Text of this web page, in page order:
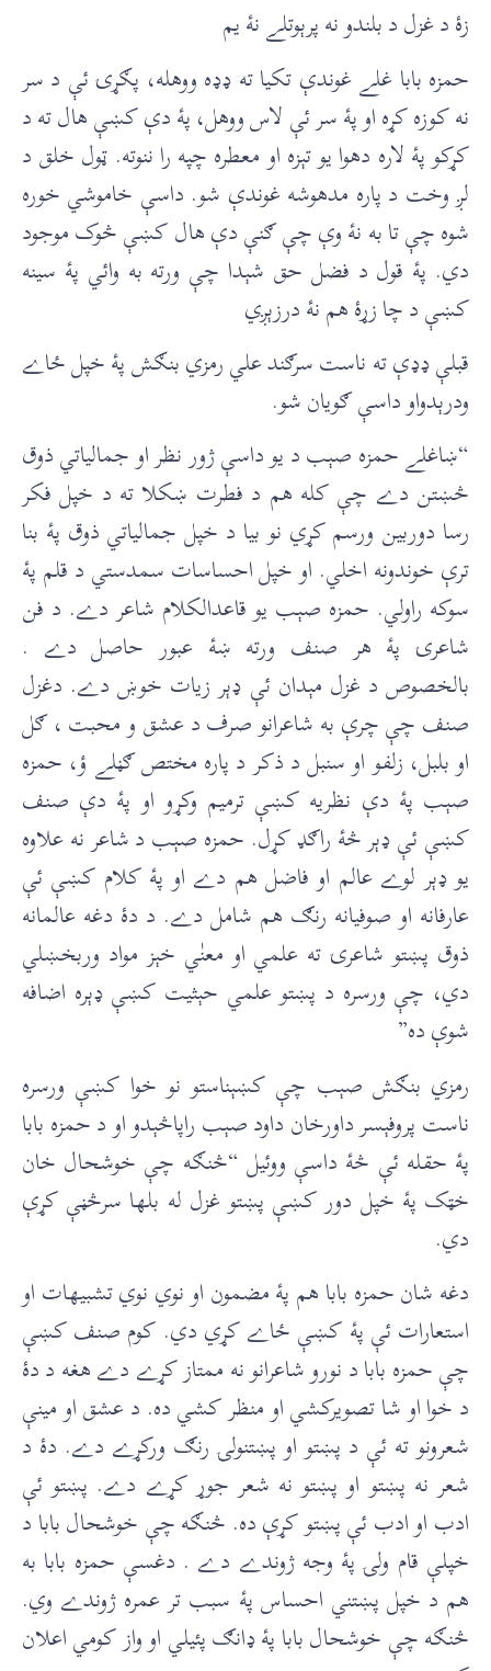
زۀ د غزل د بلندو نه پرېوتلے نۀ يم
حمزه بابا غلے غوندې تکيا ته ډډه ووهله، پګړۍ ئې د سر
نه کوزه کړه او پۀ سر ئې لاس ووهل، پۀ دې کښې هال ته د
کړکو پۀ لاره دهوا يو تېزه او معطره چپه را ننوته. ټول خلق د
لږ وخت د پاره مدهوشه غوندې شو. داسې خاموشي خوره
شوه چې تا به نۀ وې چې ګنې دې هال کښې څوک موجود
دي. پۀ قول د فضل حق شېدا چې ورته به وائي پۀ سينه
کښې د چا زړۀ هم نۀ درزېږي
قبلې ډډې ته ناست سرګند علي رمزي بنګش پۀ خپل ځاے
ودرېدواو داسې ګويان شو.
“ښاغلے حمزه صېب د يو داسې ژور نظر او جمالياتي ذوق
څښتن دے چې کله هم د فطرت ښکلا ته د خپل فکر
رسا دوربين ورسم کړي نو بيا د خپل جمالياتي ذوق پۀ بنا
ترې خوندونه اخلي. او خپل احساسات سمدستي د قلم پۀ
سوکه راولي. حمزه صېب يو قاعدالکلام شاعر دے. د فن
شاعرۍ پۀ هر صنف ورته ښۀ عبور حاصل دے .
بالخصوص د غزل مېدان ئې ډېر زيات خوښ دے. دغزل
صنف چې چرې به شاعرانو صرف د عشق و محبت ، ګل
او بلبل، زلفو او سنبل د ذکر د پاره مختص ګڼلے ؤ، حمزه
صېب پۀ دې نظريه کښې ترميم وکړو او پۀ دې صنف
کښې ئې ډېر څۀ راګډ کړل. حمزه صېب د شاعر نه علاوه
يو ډېر لوے عالم او فاضل هم دے او پۀ کلام کښې ئې
عارفانه او صوفيانه رنګ هم شامل دے. د دۀ دغه عالمانه
ذوق پښتو شاعرۍ ته علمي او معنٰي خېز مواد وربخښلي
دي، چې ورسره د پښتو علمي حېثيت کښې ډېره اضافه
شوې ده”
رمزي بنګش صېب چې کښېناستو نو خوا کښې ورسره
ناست پروفېسر داورخان داود صېب راپاڅېدو او د حمزه بابا
پۀ حقله ئې څۀ داسې ووئيل “څنګه چې خوشحال خان
خټک پۀ خپل دور کښې پښتو غزل له بلها سرڅڼې کړې
دي.
دغه شان حمزه بابا هم پۀ مضمون او نوي نوي تشبيهات او
استعارات ئې پۀ کښې ځاے کړي دي. کوم صنف کښې
چې حمزه بابا د نورو شاعرانو نه ممتاز کړے دے هغه د دۀ
د خوا او شا تصويرکشي او منظر کشي ده. د عشق او مينې
شعرونو ته ئې د پښتو او پښتنولۍ رنګ ورکړے دے. دۀ د
شعر نه پښتو او پښتو نه شعر جوړ کړے دے. پښتو ئې
ادب او ادب ئې پښتو کړې ده. څنګه چې خوشحال بابا د
خپلې قام ولۍ پۀ وجه ژوندے دے . دغسې حمزه بابا به
هم د خپل پښتني احساس پۀ سبب تر عمره ژوندے وي.
څنګه چې خوشحال بابا پۀ ډانګ پئيلي او واز کومي اعلان